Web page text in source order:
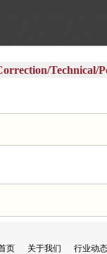
Technical/
页 关于我们 行业动态